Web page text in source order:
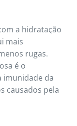
a hidratação
mais
rugas.
é o
imunidade da
causados pela